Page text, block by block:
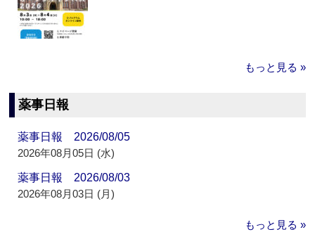
もっと見る »
薬事日報
薬事日報 2026/08/05
2026年08月05日 (水)
薬事日報 2026/08/03
2026年08月03日 (月)
もっと見る »